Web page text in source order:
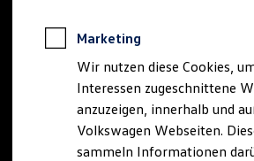
Rekuperation
Laden unterwegs
Laden Zuhause
Ladestationen finden
Ladezeitensimulator
Batterie
Sicherheit
Marketing
Wir nutzen diese Cookies,
Interessen zugeschnittene
anzuzeigen, innerhalb und
Volkswagen Webseiten.
sammeln Informationen